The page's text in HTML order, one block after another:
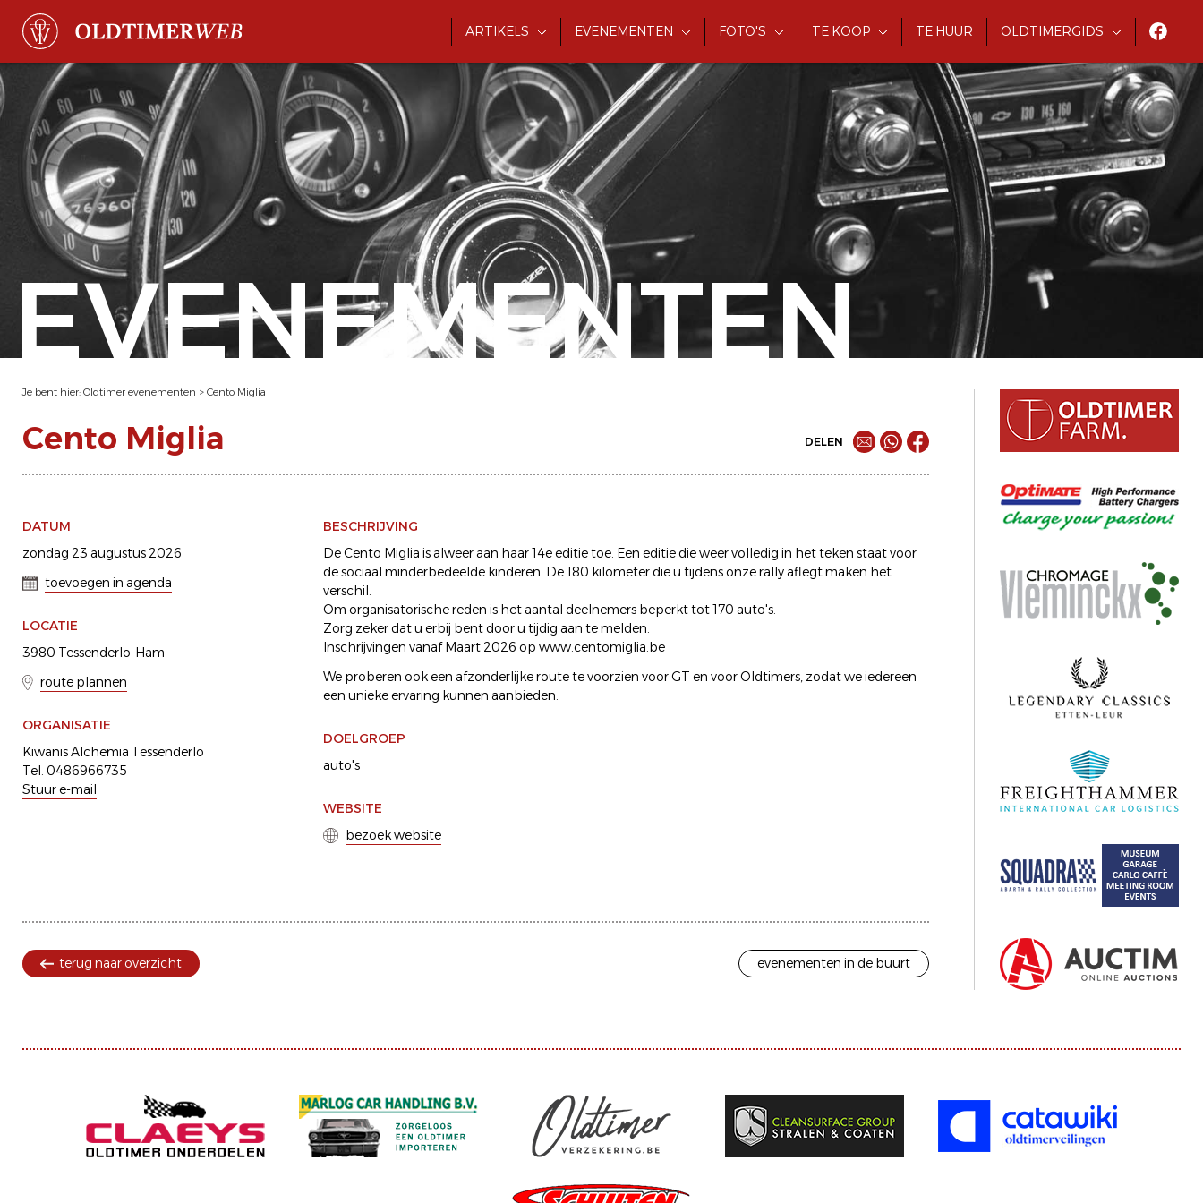
ARTIKELS EVENEMENTEN FOTO'S TE KOOP TE HUUR OLDTIMERGIDS
EVENEMENTEN
Je bent hier: Oldtimer evenementen > Cento Miglia
Cento Miglia DELEN
DATUM
zondag 23 augustus 2026
toevoegen in agenda
LOCATIE
3980 Tessenderlo-Ham
route plannen
ORGANISATIE
Kiwanis Alchemia Tessenderlo
Tel. 0486966735
Stuur e-mail
BESCHRIJVING
De Cento Miglia is alweer aan haar 14e editie toe. Een editie die weer volledig in het teken staat voor
de sociaal minderbedeelde kinderen. De 180 kilometer die u tijdens onze rally aflegt maken het
verschil.
Om organisatorische reden is het aantal deelnemers beperkt tot 170 auto's.
Zorg zeker dat u erbij bent door u tijdig aan te melden.
Inschrijvingen vanaf Maart 2026 op www.centomiglia.be
We proberen ook een afzonderlijke route te voorzien voor GT en voor Oldtimers, zodat we iedereen
een unieke ervaring kunnen aanbieden.
DOELGROEP
auto's
WEBSITE
bezoek website
terug naar overzicht evenementen in de buurt